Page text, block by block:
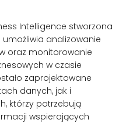
Intelligence stworzona
analizowanie
oraz monitorowanie
w czasie
zaprojektowane
danych, jak i
którzy potrzebują
wspierających